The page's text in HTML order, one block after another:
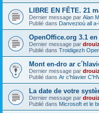
LIBRE EN FÊTE. 21
Dernier message par Alan
Publié dans Danvezioù all
OpenOffice.org 3.1
Dernier message par
Publié dans Troidigezh
Mont en-dro ar
Dernier message par
Publié dans Ar c'hlavier
La date de votre
Dernier message par
Publié dans Microsoft et le